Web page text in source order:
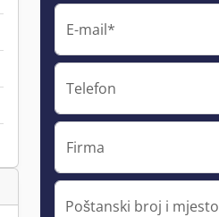
E-mail*
Telefon
Firma
Poštanski broj i mjesto